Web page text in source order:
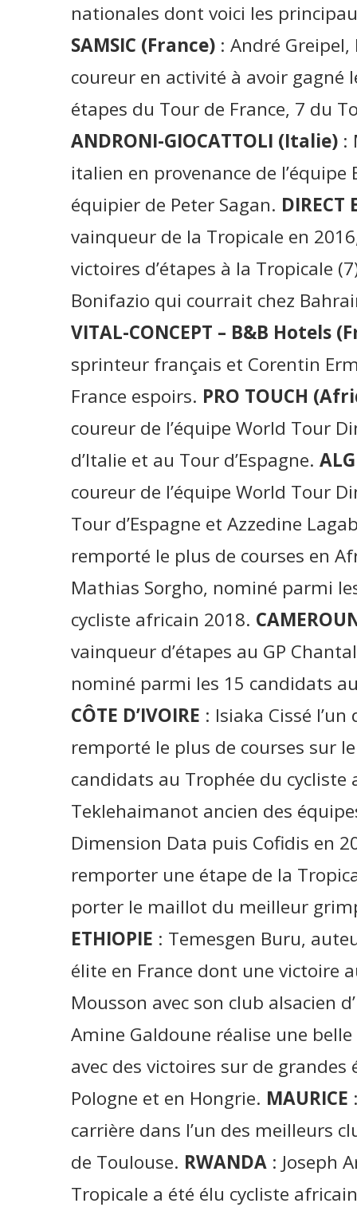
nationales dont voici les
SAMSIC (France): André
coureur en activité à avoir gagné
étapes du Tour de France, 7 du
ANDRONI-GIOCATTOLI (Italie):
italien en provenance de
équipier de Peter Sagan. DIRECT
vainqueur de la Tropicale en
victoires d’étapes à la Tropicale
Bonifazio qui courrait chez
VITAL-CONCEPT – B&B Hotels
sprinteur français et Corentin
France espoirs. PRO TOUCH
coureur de l’équipe World Tour
d’Italie et au Tour d’Espagne.
coureur de l’équipe World Tour
Tour d’Espagne et Azzedine
remporté le plus de courses en
Mathias Sorgho, nominé parmi
cycliste africain 2018.
vainqueur d’étapes au GP
nominé parmi les 15 candidats
CÔTE D’IVOIRE : Isiaka Cissé
remporté le plus de courses sur
candidats au Trophée du
Teklehaimanot ancien des
Dimension Data puis Cofidis en
remporter une étape de la
porter le maillot du meilleur
ETHIOPIE : Temesgen Buru,
élite en France dont une victoire
Mousson avec son club alsacien
Amine Galdoune réalise une
avec des victoires sur de
Pologne et en Hongrie. MAURICE
carrière dans l’un des meilleurs
de Toulouse. RWANDA: Joseph
Tropicale a été élu cycliste